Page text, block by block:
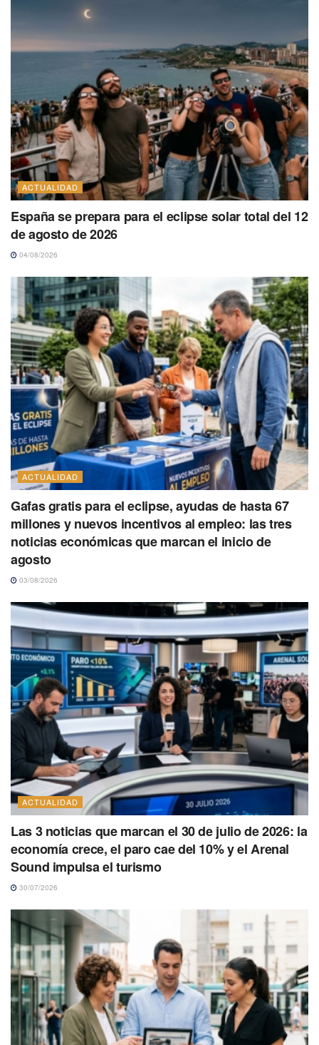
ACTUALIDAD
España se prepara para el eclipse solar total del 12
de agosto de 2026
04/08/2026
ACTUALIDAD
Gafas gratis para el eclipse, ayudas de hasta 67
millones y nuevos incentivos al empleo: las tres
noticias económicas que marcan el inicio de
agosto
03/08/2026
ACTUALIDAD
Las 3 noticias que marcan el 30 de julio de 2026: la
economía crece, el paro cae del 10% y el Arenal
Sound impulsa el turismo
30/07/2026